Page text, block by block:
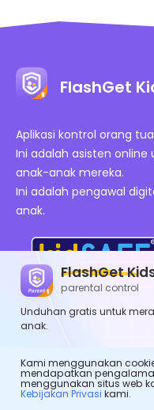
FlashGet
parental control
Unduhan gratis untuk
anak.
FlashGet
Aplikasi kontrol orang
Ini adalah asisten
anak-anak mereka.
Ini adalah pengawal
anak.
Sertifikasi Resmi
Perusahaan
Syarat dan Ketentuan
Sumber daya
Kami menggunakan
mendapatkan
menggunakan situs web
Kebijakan Privasi kami.